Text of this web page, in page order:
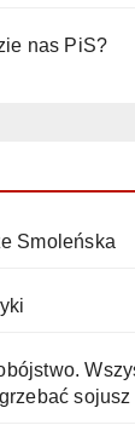
nas PiS?
Smoleńska
sojusz